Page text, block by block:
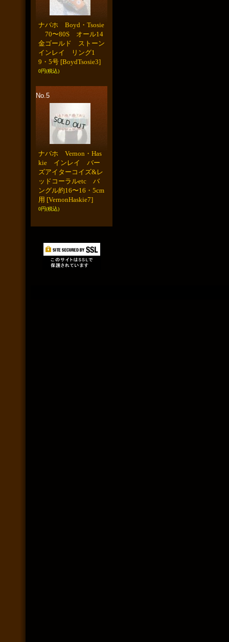
ナバホ Boyd・Tsosie
70〜80S オール14
金ゴールド ストーン
インレイ リング1
9・5号 [BoydTsosie3]
0円(税込)
No.5
ナバホ Vernon・Has
kie インレイ バー
ズアイターコイズ&レ
ッドコーラルetc バ
ングル約16〜16・5cm
用 [VernonHaskie7]
0円(税込)